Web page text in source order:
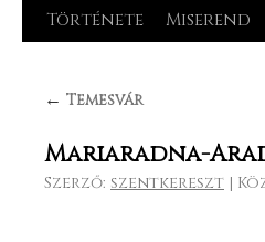
Kilépés
tartalomba
Története Miserend
← Temesvár
Mariaradna-
Szerző: szentkereszt |